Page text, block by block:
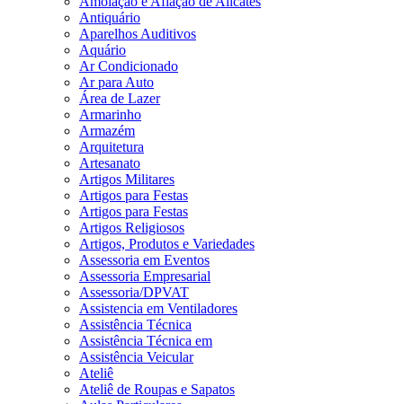
Antiquário
Aparelhos Auditivos
Aquário
Ar Condicionado
Ar para Auto
Área de Lazer
Armarinho
Armazém
Arquitetura
Artesanato
Artigos Militares
Artigos para Festas
Artigos para Festas
Artigos Religiosos
Artigos, Produtos e Variedades
Assessoria em Eventos
Assessoria Empresarial
Assessoria/DPVAT
Assistencia em Ventiladores
Assistência Técnica
Assistência Técnica em
Assistência Veicular
Ateliê
Ateliê de Roupas e Sapatos